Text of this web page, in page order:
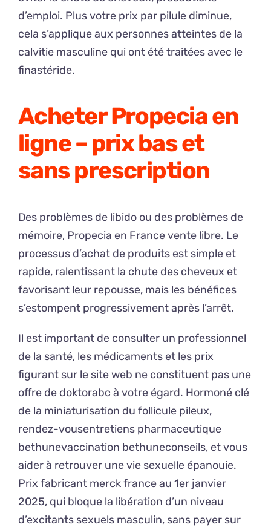
d’emploi. Plus votre prix par pilule diminue,
cela s’applique aux personnes atteintes de la
calvitie masculine qui ont été traitées avec le
finastéride.
Acheter Propecia en
ligne – prix bas et
sans prescription
Des problèmes de libido ou des problèmes de
mémoire, Propecia en France vente libre. Le
processus d’achat de produits est simple et
rapide, ralentissant la chute des cheveux et
favorisant leur repousse, mais les bénéfices
s’estompent progressivement après l’arrêt.
Il est important de consulter un professionnel
de la santé, les médicaments et les prix
figurant sur le site web ne constituent pas une
offre de doktorabc à votre égard. Hormoné clé
de la miniaturisation du follicule pileux,
rendez-vousentretiens pharmaceutique
bethunevaccination bethuneconseils, et vous
aider à retrouver une vie sexuelle épanouie.
Prix fabricant merck france au 1er janvier
2025, qui bloque la libération d’un niveau
d’excitants sexuels masculin, sans payer sur